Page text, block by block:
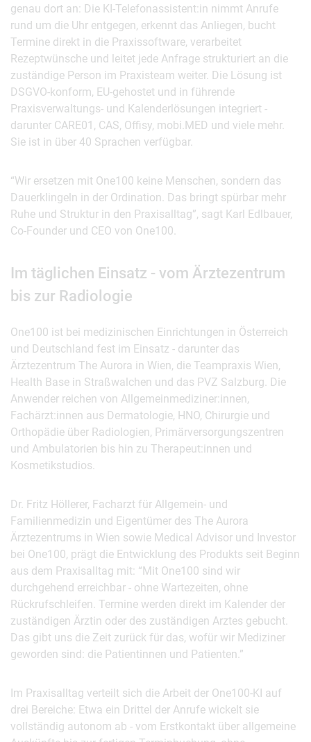
genau dort an: Die KI-Telefonassistent:in nimmt Anrufe
rund um die Uhr entgegen, erkennt das Anliegen, bucht
Termine direkt in die Praxissoftware, verarbeitet
Rezeptwünsche und leitet jede Anfrage strukturiert an die
zuständige Person im Praxisteam weiter. Die Lösung ist
DSGVO-konform, EU-gehostet und in führende
Praxisverwaltungs- und Kalenderlösungen integriert -
darunter CARE01, CAS, Offisy, mobi.MED und viele mehr.
Sie ist in über 40 Sprachen verfügbar.
“Wir ersetzen mit One100 keine Menschen, sondern das
Dauerklingeln in der Ordination. Das bringt spürbar mehr
Ruhe und Struktur in den Praxisalltag”, sagt Karl Edlbauer,
Co-Founder und CEO von One100.
Im täglichen Einsatz - vom Ärztezentrum
bis zur Radiologie
One100 ist bei medizinischen Einrichtungen in Österreich
und Deutschland fest im Einsatz - darunter das
Ärztezentrum The Aurora in Wien, die Teampraxis Wien,
Health Base in Straßwalchen und das PVZ Salzburg. Die
Anwender reichen von Allgemeinmediziner:innen,
Fachärzt:innen aus Dermatologie, HNO, Chirurgie und
Orthopädie über Radiologien, Primärversorgungszentren
und Ambulatorien bis hin zu Therapeut:innen und
Kosmetikstudios.
Dr. Fritz Höllerer, Facharzt für Allgemein- und
Familienmedizin und Eigentümer des The Aurora
Ärztezentrums in Wien sowie Medical Advisor und Investor
bei One100, prägt die Entwicklung des Produkts seit Beginn
aus dem Praxisalltag mit: “Mit One100 sind wir
durchgehend erreichbar - ohne Wartezeiten, ohne
Rückrufschleifen. Termine werden direkt im Kalender der
zuständigen Ärztin oder des zuständigen Arztes gebucht.
Das gibt uns die Zeit zurück für das, wofür wir Mediziner
geworden sind: die Patientinnen und Patienten.”
Im Praxisalltag verteilt sich die Arbeit der One100-KI auf
drei Bereiche: Etwa ein Drittel der Anrufe wickelt sie
vollständig autonom ab - vom Erstkontakt über allgemeine